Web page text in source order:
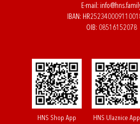
E-mail:
IBAN:
OIB: 08516152078
HNS Shop App HNS Ulaznice App